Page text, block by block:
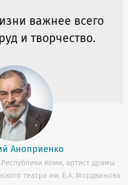
важнее всего
и творчество.
Аноприенко
Коми, артист драмы
театра им. Б.А. Мордвинова